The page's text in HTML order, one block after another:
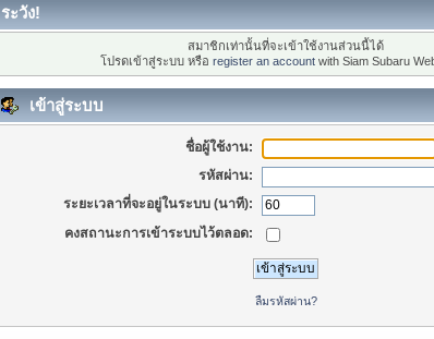
ระวัง!
สมาชิกเท่านั้นที่จะเข้าใช้งานส่วนนี้ได้
โปรดเข้าสู่ระบบ หรือ register an account with Siam Subaru
เข้าสู่ระบบ
ชื่อผู้ใช้งาน:
รหัสผ่าน:
ระยะเวลาที่จะอยู่ในระบบ (นาที):
คงสถานะการเข้าระบบไว้ตลอด:
ลืมรหัสผ่าน?